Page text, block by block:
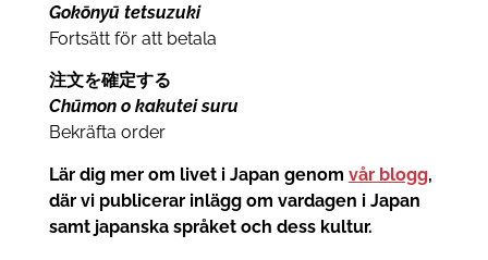
Gokōnyū tetsuzuki
Fortsätt för att betala
注文を確定する
Chūmon o kakutei suru
Bekräfta order
Lär dig mer om livet i Japan genom vår blogg,
där vi publicerar inlägg om vardagen i Japan
samt japanska språket och dess kultur.